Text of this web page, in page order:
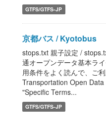
GTFS/GTFS-JP
京都バス / Kyotobus
stops.txt 親子設定 /
通オープンデータ基本ラ
用条件をよく読んで、ご
Transportation Open
"Specific Terms...
GTFS/GTFS-JP